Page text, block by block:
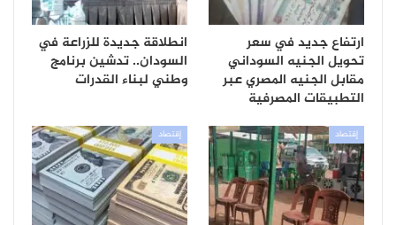
ارتفاع جديد في سعر
تحويل الجنيه السوداني
مقابل الجنيه المصري عبر
التطبيقات المصرفية
انطلاقة جديدة للزراعة في
السودان.. تدشين برنامج
وطني لبناء القدرات
إقتصاد إقتصاد